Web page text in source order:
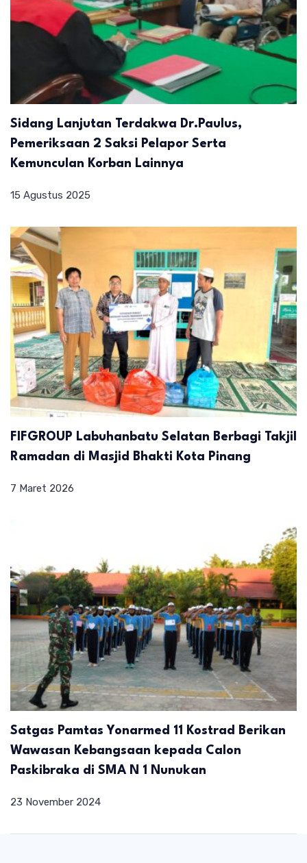
Sidang Lanjutan Terdakwa Dr.Paulus,
Pemeriksaan 2 Saksi Pelapor Serta
Kemunculan Korban Lainnya
15 Agustus 2025
FIFGROUP Labuhanbatu Selatan Berbagi Takjil
Ramadan di Masjid Bhakti Kota Pinang
7 Maret 2026
Satgas Pamtas Yonarmed 11 Kostrad Berikan
Wawasan Kebangsaan kepada Calon
Paskibraka di SMA N 1 Nunukan
23 November 2024